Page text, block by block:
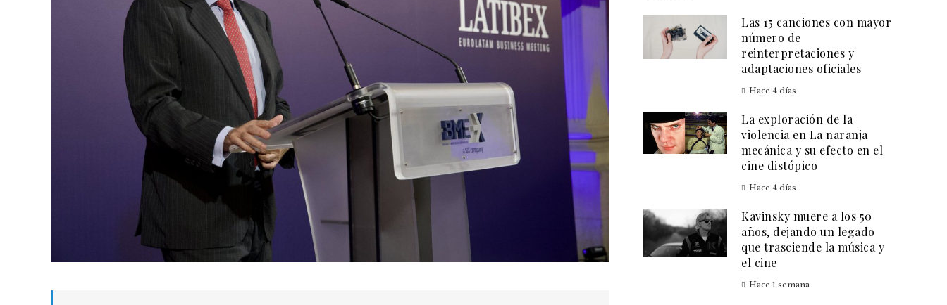
Las 15 canciones con mayor
número de
reinterpretaciones y
adaptaciones oficiales
Hace 4 días
La exploración de la
violencia en La naranja
mecánica y su efecto en el
cine distópico
Hace 4 días
Kavinsky muere a los 50
años, dejando un legado
que trasciende la música y
el cine
Hace 1 semana